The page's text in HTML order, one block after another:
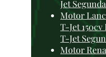
Jet
Motor
T-Jet
T-Jet
Motor